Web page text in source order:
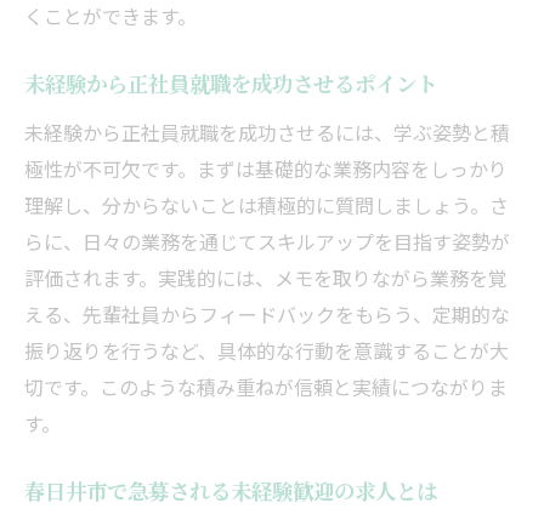
くことができます。
未経験から正社員就職を成功させるポイント
未経験から正社員就職を成功させるには、学ぶ姿勢と積
極性が不可欠です。まずは基礎的な業務内容をしっかり
理解し、分からないことは積極的に質問しましょう。さ
らに、日々の業務を通じてスキルアップを目指す姿勢が
評価されます。実践的には、メモを取りながら業務を覚
える、先輩社員からフィードバックをもらう、定期的な
振り返りを行うなど、具体的な行動を意識することが大
切です。このような積み重ねが信頼と実績につながりま
す。
春日井市で急募される未経験歓迎の求人とは